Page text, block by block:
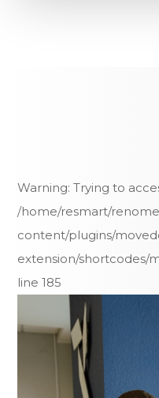
Warning: Trying to
/home/resmart/
content/plugins/
extension/shortcodes/
line185